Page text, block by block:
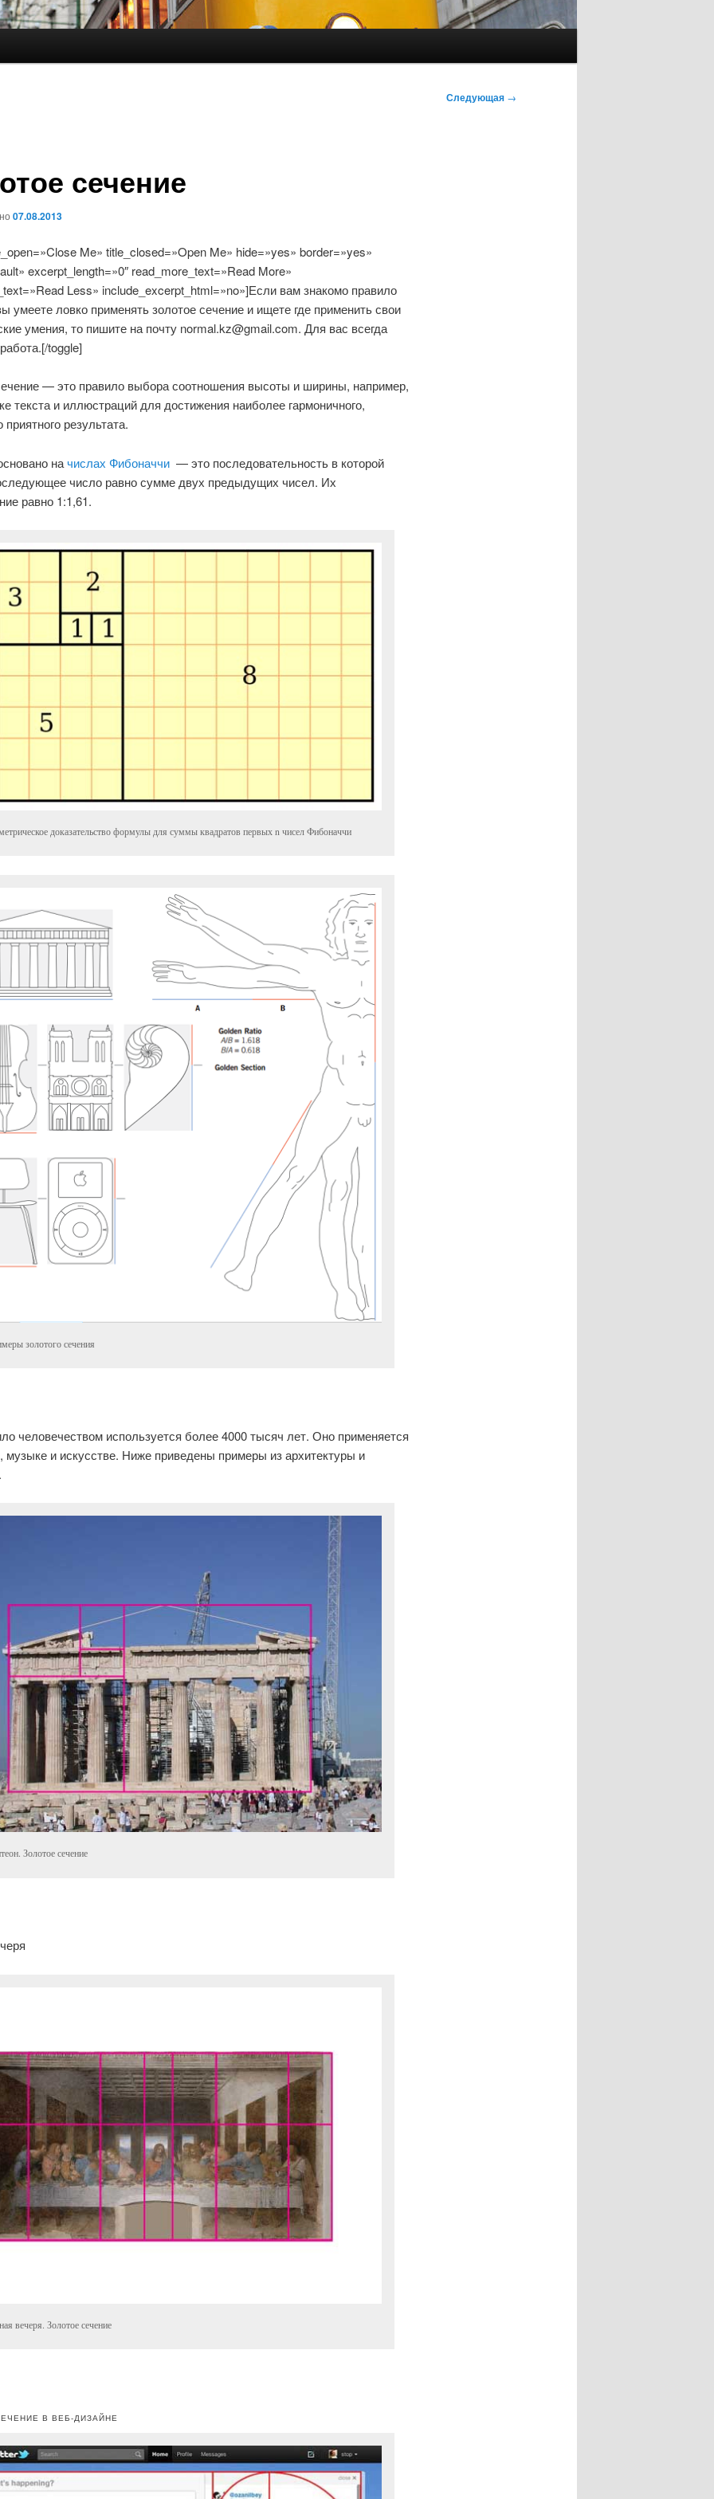
Следующая →
сечение
07.08.2013
Me» title_closed=»Open Me» hide=»yes» border=»yes»
excerpt_length=»0″ read_more_text=»Read More»
Less» include_excerpt_html=»no»]Если вам знакомо правило
умеете ловко применять золотое сечение и ищете где применить свои
умения, то пишите на почту normal.kz@gmail.com. Для вас всегда
toggle]
— это правило выбора соотношения высоты и ширины, например,
текста и иллюстраций для достижения наиболее гармоничного,
приятного результата.
начислах Фибоначчи — это последовательность в которой
число равно сумме двух предыдущих чисел. Их
равно 1:1,61.
доказательство формулы для суммы квадратов первых n чисел Фибоначчи
золотого сечения
человечеством используется более 4000 тысяч лет. Оно применяется
музыке и искусстве. Ниже приведены примеры из архитектуры и
Золотое сечение
вечеря. Золотое сечение
В ВЕБ-ДИЗАЙНЕ